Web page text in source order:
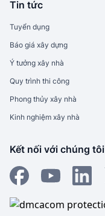
Tin tức
Tuyển dụng
Báo giá xây dựng
Ý tưởng xây nhà
Quy trình thi công
Phong thủy xây nhà
Kinh nghiệm xây nhà
Kết nối với chúng tôi